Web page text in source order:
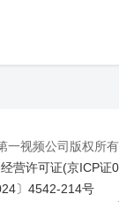
一视频公司版权所有
营许可证(京ICP证
〕4542-214号网